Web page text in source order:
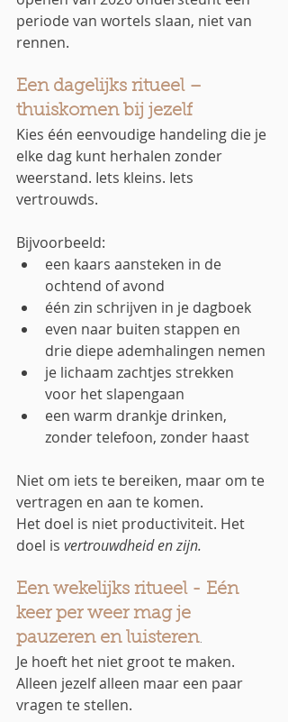
periode van wortels slaan, niet van
rennen.
Een dagelijks ritueel –
thuiskomen bij jezelf
Kies één eenvoudige handeling die je
elke dag kunt herhalen zonder
weerstand. Iets kleins. Iets
vertrouwds.
Bijvoorbeeld:
een kaars aansteken in de
ochtend of avond
één zin schrijven in je dagboek
even naar buiten stappen en
drie diepe ademhalingen nemen
je lichaam zachtjes strekken
voor het slapengaan
een warm drankje drinken,
zonder telefoon, zonder haast
Niet om iets te bereiken, maar om te
vertragen en aan te komen.
Het doel is niet productiviteit. Het
doel is vertrouwdheiden zijn.
Een wekelijks ritueel - Eén
keer per weer mag je
pauzeren en luisteren.
Je hoeft het niet groot te maken.
Alleen jezelf alleen maar een paar
vragen te stellen.